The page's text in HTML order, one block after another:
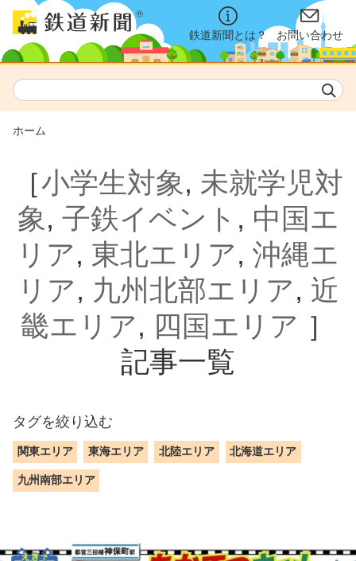
鉄道新聞とは？ お問い合わせ
ホーム
［小学生対象, 未就学児対
象, 子鉄イベント , 中国エ
リア, 東北エリア, 沖縄エ
リア, 九州北部エリア, 近
畿エリア, 四国エリア ］
記事一覧
タグを絞り込む
関東エリア 東海エリア 北陸エリア 北海道エリア
九州南部エリア